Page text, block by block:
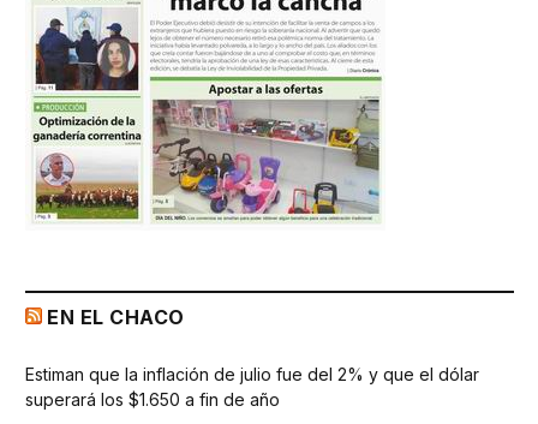
EN EL CHACO
Estiman que la inflación de julio fue del 2% y que el dólar
superará los $1.650 a fin de año